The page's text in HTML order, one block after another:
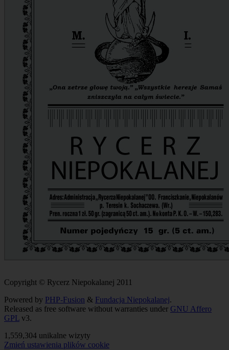
Copyright © Rycerz Niepokalanej 2011
Powered by PHP-Fusion & Fundacja Niepokalanej.
Released as free software without warranties under GNU Affero
GPL v3.
1,559,304 unikalne wizyty
Zmień ustawienia plików cookie